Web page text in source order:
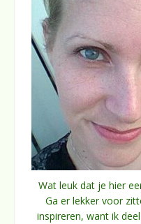
Wat leuk dat je hier
Ga er lekker voor
inspireren, want ik